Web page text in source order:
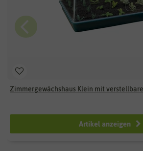
Zimmergewächshaus Klein mit
Artikel anzeigen